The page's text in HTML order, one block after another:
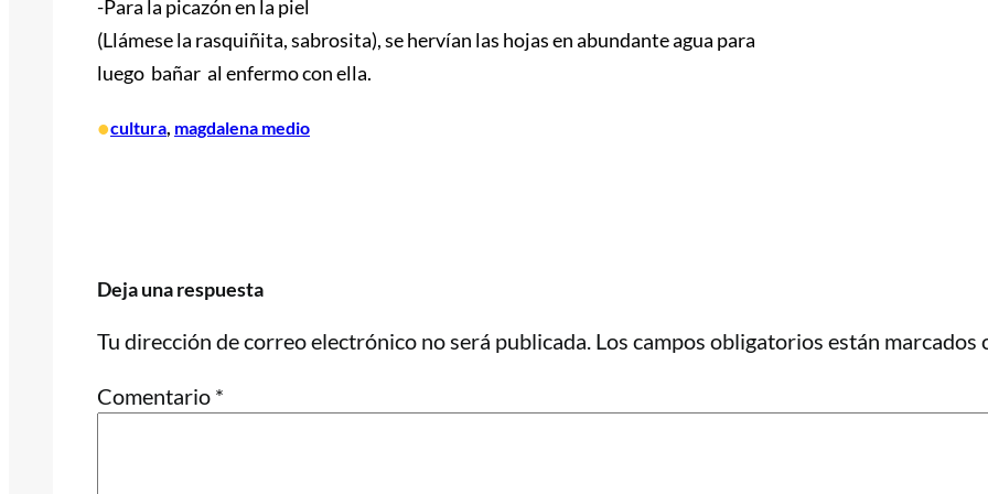
-Para la picazón en la piel
(Llámese la rasquiñita, sabrosita), se hervían las hojas en abundante agua para
luego bañar al enfermo con ella.
•cultura magdalena medio
Deja una respuesta
Tu dirección de correo electrónico no será publicada. Los campos obligatorios están marcados
Comentario *